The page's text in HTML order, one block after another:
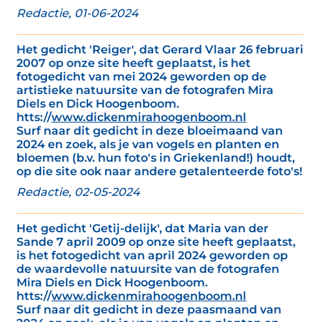
Redactie, 01-06-2024
Het gedicht 'Reiger', dat Gerard Vlaar 26 februari
2007 op onze site heeft geplaatst, is het
fotogedicht van mei 2024 geworden op de
artistieke natuursite van de fotografen Mira
Diels en Dick Hoogenboom.
htts://www.dickenmirahoogenboom.nl
Surf naar dit gedicht in deze bloeimaand van
2024 en zoek, als je van vogels en planten en
bloemen (b.v. hun foto's in Griekenland!) houdt,
op die site ook naar andere getalenteerde foto's!
Redactie, 02-05-2024
Het gedicht 'Getij-delijk', dat Maria van der
Sande 7 april 2009 op onze site heeft geplaatst,
is het fotogedicht van april 2024 geworden op
de waardevolle natuursite van de fotografen
Mira Diels en Dick Hoogenboom.
htts://www.dickenmirahoogenboom.nl
Surf naar dit gedicht in deze paasmaand van